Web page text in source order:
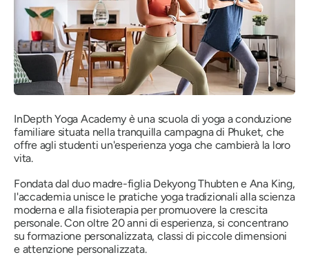
InDepth Yoga Academy è una scuola di yoga a conduzione
familiare situata nella tranquilla campagna di Phuket, che
offre agli studenti un'esperienza yoga che cambierà la loro
vita.
Fondata dal duo madre-figlia Dekyong Thubten e Ana King,
l'accademia unisce le pratiche yoga tradizionali alla scienza
moderna e alla fisioterapia per promuovere la crescita
personale. Con oltre 20 anni di esperienza, si concentrano
su formazione personalizzata, classi di piccole dimensioni
e attenzione personalizzata.